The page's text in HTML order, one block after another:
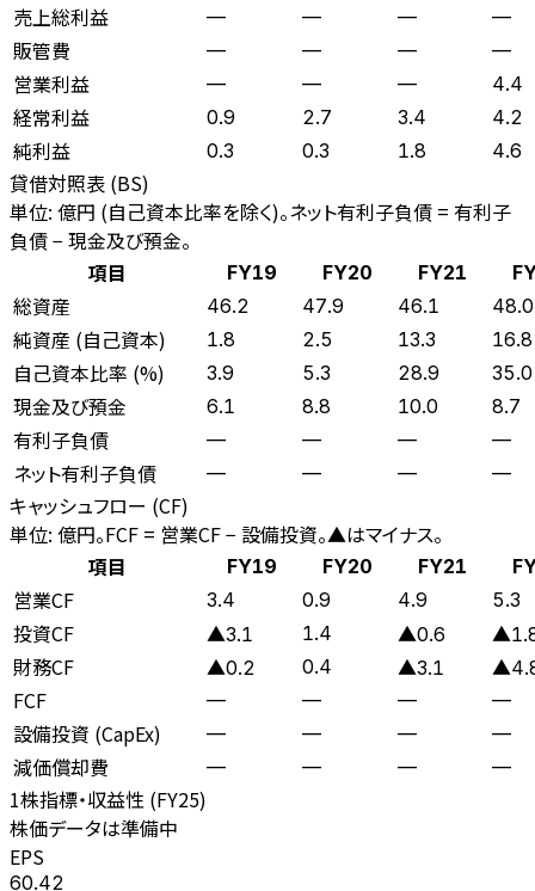
売上総利益 — — — —
販管費 — — — —
営業利益 — — — 4.4
経常利益 0.9 2.7 3.4 4.2
純利益 0.3 0.3 1.8 4.6
貸借対照表 (BS)
単位: 億円 (自己資本比率を除く)。ネット有利子負債 = 有利子
負債 − 現金及び預金。
項目
FY19 FY20 FY21
総資産 46.2 47.9 46.1 48.0
純資産 (自己資本) 1.8 2.5 13.3 16.8
自己資本比率 (%) 3.9 5.3 28.9 35.0
現金及び預金 6.1 8.8 10.0 8.7
有利子負債 — — — —
ネット有利子負債 — — — —
キャッシュフロー (CF)
単位: 億円。FCF = 営業CF − 設備投資。▲はマイナス。
項目
FY19 FY20 FY21
営業CF 3.4 0.9 4.9 5.3
投資CF ▲3.1 1.4 ▲0.6
財務CF ▲0.2 0.4 ▲3.1
FCF — — — —
設備投資 (CapEx) — — — —
減価償却費 — — — —
1株指標・収益性 (FY25)
株価データは準備中
EPS
60.42